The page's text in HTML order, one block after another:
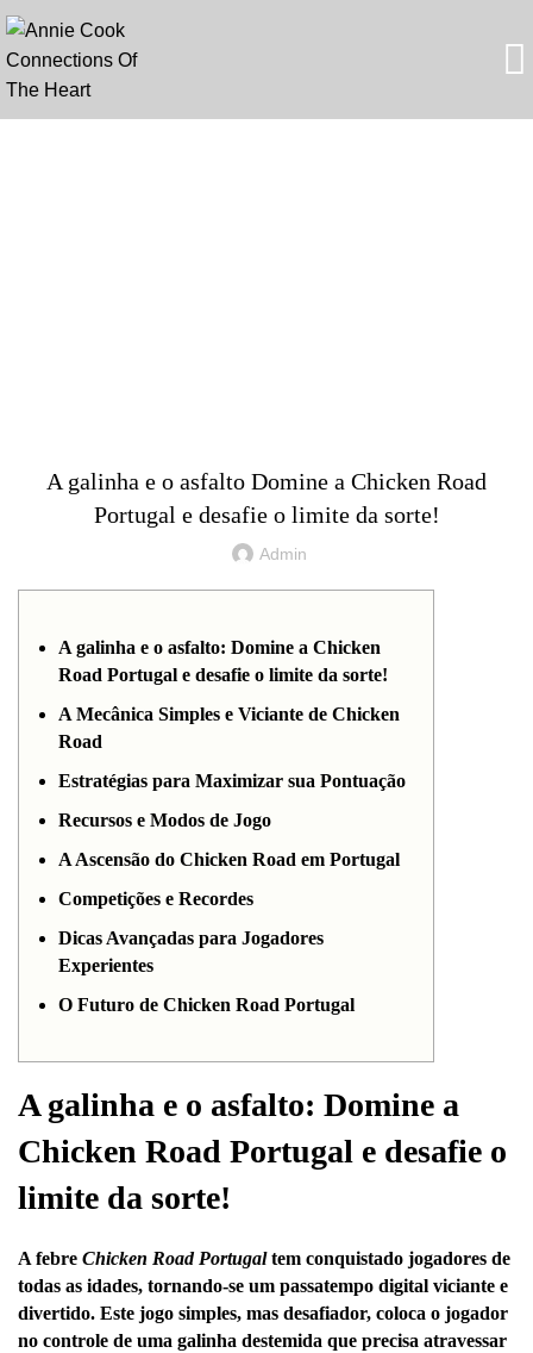
A galinha e o asfalto Domine a Chicken Road
Portugal e desafie o limite da sorte!
Admin
A galinha e o asfalto: Domine a Chicken
Road Portugal e desafie o limite da sorte!
A Mecânica Simples e Viciante de Chicken
Road
Estratégias para Maximizar sua Pontuação
Recursos e Modos de Jogo
A Ascensão do Chicken Road em Portugal
Competições e Recordes
Dicas Avançadas para Jogadores
Experientes
O Futuro de Chicken Road Portugal
A galinha e o asfalto: Domine a
Chicken Road Portugal e desafie o
limite da sorte!
A febre Chicken Road Portugaltem conquistado jogadores de
todas as idades, tornando-se um passatempo digital viciante e
divertido. Este jogo simples, mas desafiador, coloca o jogador
no controle de uma galinha destemida que precisa atravessar